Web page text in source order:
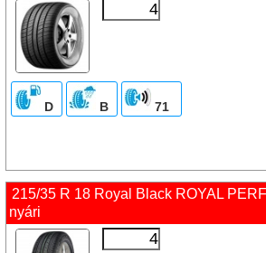
D B 71
215/35 R 18 Royal Black ROYAL
nyári